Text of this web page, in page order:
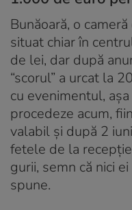
Bunăoară, o
situat chiar în
de lei, dar după
“scorul” a urcat la
cu evenimentul,
procedeze acum,
valabil și după 2
fetele de la
gurii, semn că nici
spune.